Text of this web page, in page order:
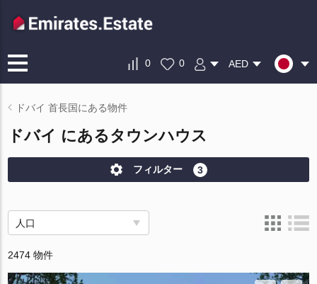
0 0 AED
ドバイ 首長国にある物件
ドバイ にあるタウンハウス
フィルター 3
人口
2474 物件